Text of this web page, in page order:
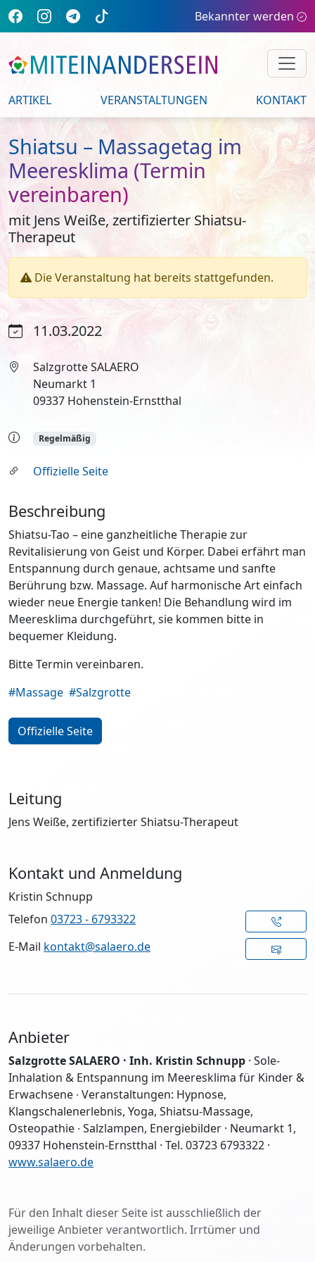
Bekannter werden
ARTIKEL VERANSTALTUNGEN KONTAKT
Shiatsu – Massagetag im
Meeresklima (Termin
vereinbaren)
mit Jens Weiße, zertifizierter Shiatsu-
Therapeut
Die Veranstaltung hat bereits stattgefunden.
11.03.2022
Salzgrotte SALAERO
Neumarkt 1
09337 Hohenstein-Ernstthal
Regelmäßig
Offizielle Seite
Beschreibung
Shiatsu-Tao – eine ganzheitliche Therapie zur
Revitalisierung von Geist und Körper. Dabei erfährt man
Entspannung durch genaue, achtsame und sanfte
Berührung bzw. Massage. Auf harmonische Art einfach
wieder neue Energie tanken! Die Behandlung wird im
Meeresklima durchgeführt, sie kommen bitte in
bequemer Kleidung.
Bitte Termin vereinbaren.
#Massage #Salzgrotte
Offizielle Seite
Leitung
Jens Weiße, zertifizierter Shiatsu-Therapeut
Kontakt und Anmeldung
Kristin Schnupp
Telefon 03723 - 6793322
E-Mail kontakt@salaero.de
Anbieter
Salzgrotte SALAERO · Inh. Kristin Schnupp · Sole-
Inhalation & Entspannung im Meeresklima für Kinder &
Erwachsene ∙ Veranstaltungen: Hypnose,
Klangschalenerlebnis, Yoga, Shiatsu-Massage,
Osteopathie ∙ Salzlampen, Energiebilder · Neumarkt 1,
09337 Hohenstein-Ernstthal · Tel. 03723 6793322 ·
www.salaero.de
Für den Inhalt dieser Seite ist ausschließlich der
jeweilige Anbieter verantwortlich. Irrtümer und
Änderungen vorbehalten.